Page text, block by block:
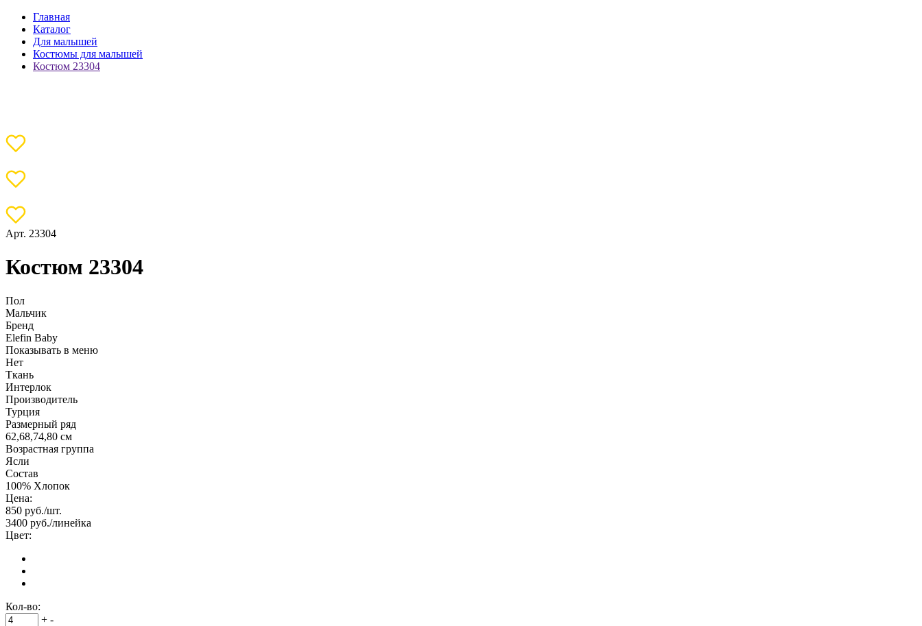
Главная
Каталог
Для малышей
Костюмы для малышей
Костюм 23304
Арт. 23304
Костюм 23304
Пол
Мальчик
Бренд
Elefin Baby
Показывать в меню
Нет
Ткань
Интерлок
Производитель
Турция
Размерный ряд
62,68,74,80 см
Возрастная группа
Ясли
Состав
100% Хлопок
Цена:
850 руб./шт.
3400 руб./линейка
Цвет:
Кол-во:
+ -